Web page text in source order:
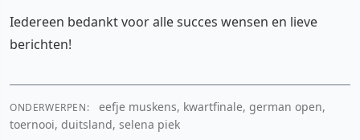
Iedereen bedankt voor alle succes wensen en lieve
berichten!
ONDERWERPEN:
eefje muskens, kwartfinale, german open,
toernooi, duitsland, selena piek